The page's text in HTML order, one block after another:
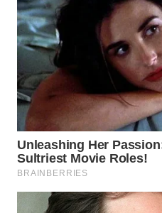
WN
SEMARANG
WN
SOLO
WN
BOROBUDUR
WN
MADURA